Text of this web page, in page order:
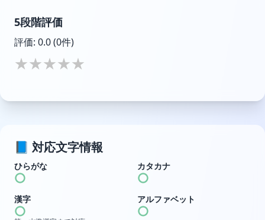
5段階評価
評価: 0.0(0件)
★★★★★
📘 対応文字情報
ひらがな カタカナ
漢字 アルファベット